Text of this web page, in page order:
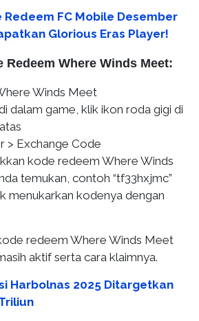
Redeem FC Mobile Desember
Glorious Eras Player!
Redeem Where Winds Meet:
Winds Meet
dalam game, klik ikon roda gigi di
> Exchange Code
kode redeem Where Winds
temukan, contoh “tf33hxjmc”
menukarkan kodenya dengan
redeem Where Winds Meet
aktif serta cara klaimnya.
Harbolnas 2025 Ditargetkan